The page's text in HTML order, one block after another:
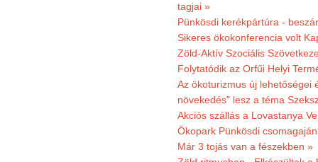
tagjai »
Pünkösdi kerékpártúra -
Sikeres ökokonferencia volt
Zöld-Aktív Szociális
Folytatódik az Orfűi Helyi
Az ökoturizmus új lehetőségei
növekedés" lesz a téma
Akciós szállás a Lovastanya
Ökopark Pünkösdi
Már 3 tojás van a fészekben »